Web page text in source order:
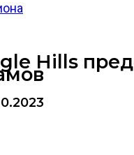
Hills